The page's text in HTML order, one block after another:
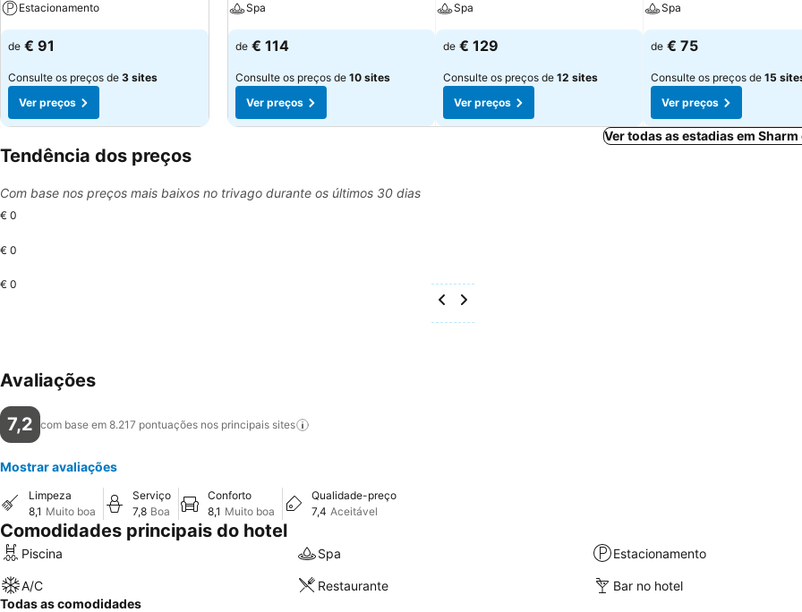
Estacionamento
de € 91
Consulte os preços de 3 sites
Ver preços
Spa
de € 114
Consulte os preços de 10 sites
Ver preços
Spa
de € 129
Consulte os preços de 12 sites
Ver preços
Spa
de € 75
Consulte os preços de 15
Ver preços
Ver todas as estadias em
Tendência dos preços
Com base nos preços mais baixos no trivago durante os últimos 30 dias
€ 0
€ 0
€ 0
Avaliações
7,2 com base em 8.217 pontuações nos principais sites
Mostrar avaliações
Limpeza
8,1 Muito boa
Serviço
7,8 Boa
Conforto
8,1 Muito boa
Qualidade-preço
7,4 Aceitável
Comodidades principais do hotel
Piscina Spa Estacionamento
A/C Restaurante
Bar no hotel
Todas as comodidades